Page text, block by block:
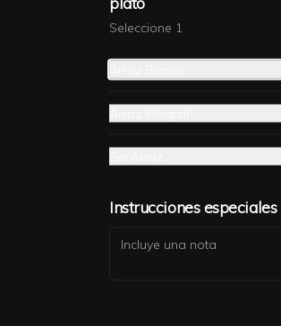
Seleccione 1
Instrucciones especiales